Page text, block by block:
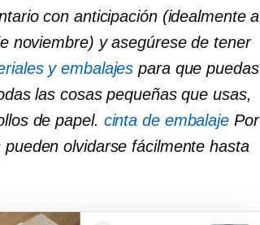
con anticipación (idealmente a
noviembre) y asegúrese de tener
y embalajes para que puedas
las cosas pequeñas que usas,
de papel. cinta de embalajePor
olvidarse fácilmente hasta